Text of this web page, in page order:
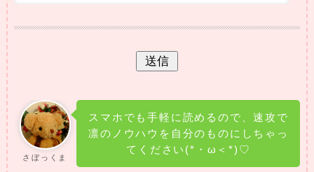
さぼっくま
スマホでも手軽に読めるので、速攻で
凛のノウハウを自分のものにしちゃっ
てください(*・ω＜*)♡